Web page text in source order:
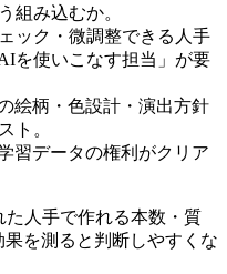
組み込むか。
ック・微調整できる人手
を使いこなす担当」が要
絵柄・色設計・演出方針
ト。
学習データの権利がクリア
た人手で作れる本数・質
を測ると判断しやすくな